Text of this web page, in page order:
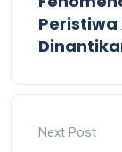
Next Post